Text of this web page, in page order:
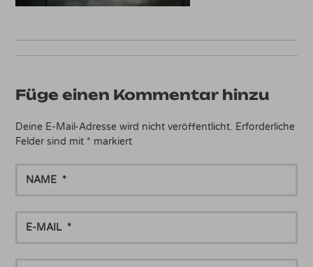
Füge einen Kommentar hinzu
Deine E-Mail-Adresse wird nicht veröffentlicht. Erforderliche
Felder sind mit * markiert
MAIL